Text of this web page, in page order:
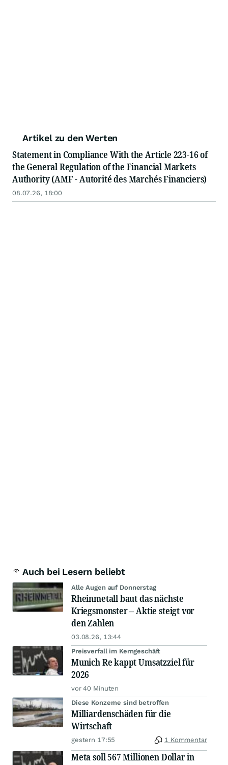
Artikel zu den Werten
Statement in Compliance With the Article 223-16 of
the General Regulation of the Financial Markets
Authority (AMF - Autorité des Marchés Financiers)
08.07.26, 18:00
Auch bei Lesern beliebt
Alle Augen auf Donnerstag
Rheinmetall baut das nächste
Kriegsmonster – Aktie steigt vor
den Zahlen
03.08.26, 13:44
Preisverfall im Kerngeschäft
Munich Re kappt Umsatzziel für
2026
vor 40 Minuten
Diese Konzerne sind betroffen
Milliardenschäden für die
Wirtschaft
gestern 17:55 1 Kommentar
Meta soll 567 Millionen Dollar in